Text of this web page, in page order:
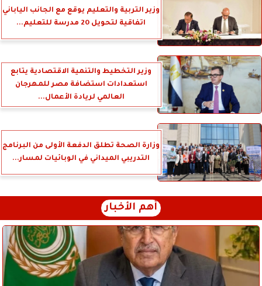
وزير التربية والتعليم يوقع مع الجانب الياباني
اتفاقية لتحويل 20 مدرسة للتعليم...
وزير التخطيط والتنمية الاقتصادية يتابع
استعدادات استضافة مصر للمهرجان
العالمي لريادة الأعمال...
وزارة الصحة تطلق الدفعة الأولى من البرنامج
التدريبي الميداني في الوبائيات لمسار...
أهم الأخبار